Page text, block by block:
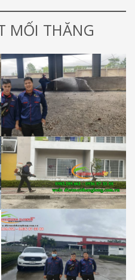
MỐI THĂNG